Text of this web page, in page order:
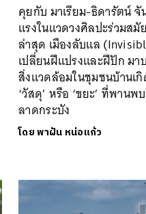
คุยกับ มาเรียม-ธิดารัตน์
แรงในแวดวงศิลปะร่วมส
ล่าสุด เมืองลับแล
เปลี่ยนฝีแปรงและฝีปัก มา
สิ่งแวดล้อมในชุมชนบ้านเ
‘วัสดุ’ หรือ ‘ขยะ’ ที่พาน
ลาดกระบัง
โดยพาฝัน หน่อแก้ว